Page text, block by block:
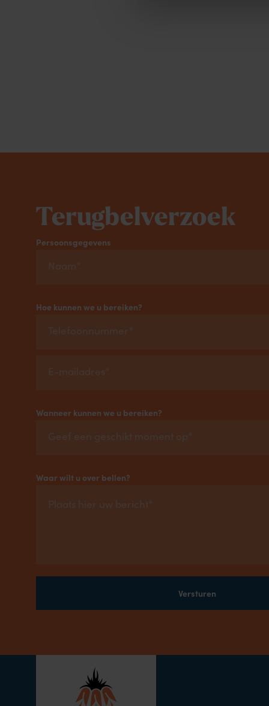
Terugbelverzoek
Persoonsgegevens
Hoe kunnen we u bereiken?
Wanneer kunnen we u bereiken?
Waar wilt u over bellen?
Versturen